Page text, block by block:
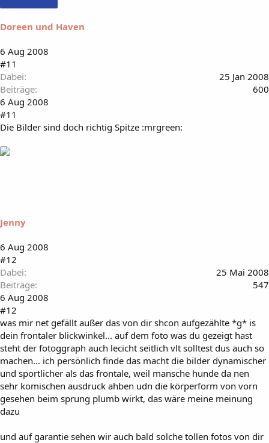
Doreen und Haven
6 Aug 2008
#11
Dabei
25 Jan 2008
Beiträge
600
6 Aug 2008
#11
Die Bilder sind doch richtig Spitze :mrgreen:
Jenny
6 Aug 2008
#12
Dabei
25 Mai 2008
Beiträge
547
6 Aug 2008
#12
was mir net gefällt außer das von dir shcon aufgezählte *g* is
dein frontaler blickwinkel... auf dem foto was du gezeigt hast
steht der fotoggraph auch lecicht seitlich vlt solltest dus auch so
machen... ich persönlich finde das macht die bilder dynamischer
und sportlicher als das frontale, weil mansche hunde da nen
sehr komischen ausdruck ahben udn die körperform von vorn
gesehen beim sprung plumb wirkt, das wäre meine meinung
dazu
und auf garantie sehen wir auch bald solche tollen fotos von dir